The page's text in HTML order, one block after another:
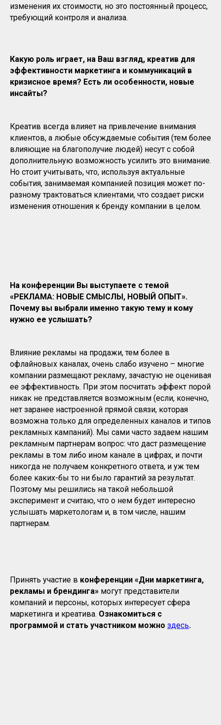
изменения их стоимости, но это постоянный процесс,
требующий контроля и анализа.
Какую роль играет, на Ваш взгляд, креатив для
эффективности маркетинга и коммуникаций в
кризисное время? Есть ли особенности, новые
инсайты?
Креатив всегда влияет на привлечение внимания
клиентов, а любые обсуждаемые события (тем более
влияющие на благополучие людей) несут с собой
дополнительную возможность усилить это внимание.
Но стоит учитывать, что, используя актуальные
события, занимаемая компанией позиция может по-
разному трактоваться клиентами, что создает риски
изменения отношения к бренду компании в целом.
На конференции Вы выступаете с темой
«РЕКЛАМА: НОВЫЕ СМЫСЛЫ, НОВЫЙ ОПЫТ».
Почему вы выбрали именно такую тему и кому
нужно ее услышать?
Влияние рекламы на продажи, тем более в
офлайновых каналах, очень слабо изучено – многие
компании размещают рекламу, зачастую не оценивая
ее эффективность. При этом посчитать эффект порой
никак не представляется возможным (если, конечно,
нет заранее настроенной прямой связи, которая
возможна только для определенных каналов и типов
рекламных кампаний). Мы сами часто задаем нашим
рекламным партнерам вопрос: что даст размещение
рекламы в том либо ином канале в цифрах, и почти
никогда не получаем конкретного ответа, и уж тем
более каких-бы то ни было гарантий за результат.
Поэтому мы решились на такой небольшой
эксперимент и считаю, что о нем будет интересно
услышать маркетологам и, в том числе, нашим
партнерам.
Принять участие в конференции «Дни маркетинга,
рекламы и брендинга» могут представители
компаний и персоны, которых интересует сфера
маркетинга и креатива. Ознакомиться с
программой и стать участником можно здесь.